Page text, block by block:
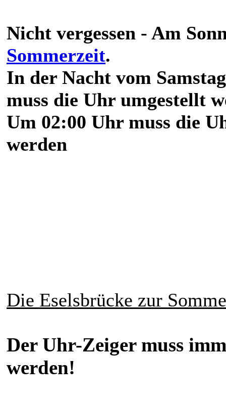
Nicht vergessen - Am
Sommerzeit.
In der Nacht vom
muss die Uhr umgestellt
Um 02:00 Uhr muss die
werden
Die Eselsbrücke zur
Der Uhr-Zeiger muss
werden!